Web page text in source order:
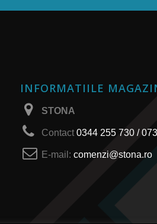
INFORMATIILE
STONA
Contact0344 255 730 /
E-mail:comenzi@stona.ro